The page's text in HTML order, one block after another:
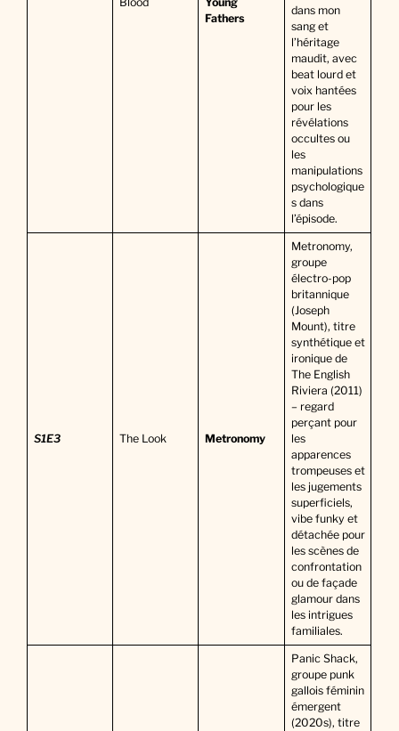
Fathers
dans mon
sang et
l’héritage
maudit, avec
beat lourd et
voix hantées
pour les
révélations
occultes ou
les
manipulations
psychologique
s dans
l’épisode.
S1E3 The Look Metronomy
Metronomy,
groupe
électro-pop
britannique
(Joseph
Mount), titre
synthétique et
ironique de
The English
Riviera (2011)
– regard
perçant pour
les
apparences
trompeuses et
les jugements
superficiels,
vibe funky et
détachée pour
les scènes de
confrontation
ou de façade
glamour dans
les intrigues
familiales.
Panic Shack,
groupe punk
gallois féminin
émergent
(2020s), titre